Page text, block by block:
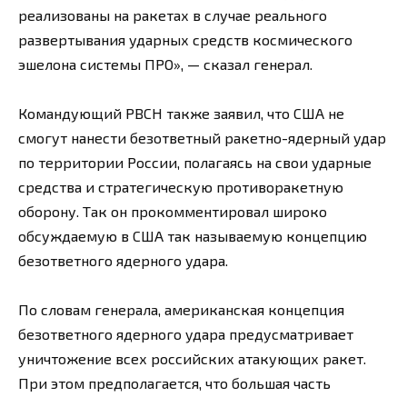
реализованы на ракетах в случае реального
развертывания ударных средств космического
эшелона системы ПРО», — сказал генерал.
Командующий РВСН также заявил, что США не
смогут нанести безответный ракетно-ядерный удар
по территории России, полагаясь на свои ударные
средства и стратегическую противоракетную
оборону. Так он прокомментировал широко
обсуждаемую в США так называемую концепцию
безответного ядерного удара.
По словам генерала, американская концепция
безответного ядерного удара предусматривает
уничтожение всех российских атакующих ракет.
При этом предполагается, что большая часть